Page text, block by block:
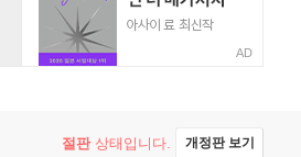
AD
절판상태입니다. 개정판 보기